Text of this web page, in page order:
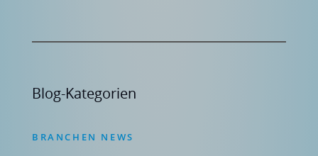
Blog-Kategorien
BRANCHEN NEWS